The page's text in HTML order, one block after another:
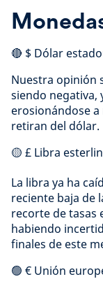
🔴 $ Dólar
Nuestra opinión
siendo negativa,
erosionándose
retiran del dólar.
🟡 £ Libra
La libra ya ha
reciente baja de
recorte de tasas
habiendo
finales de este
🟢 € Unión